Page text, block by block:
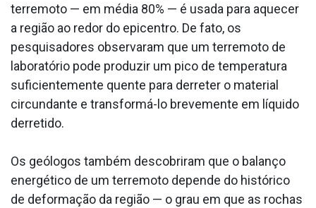
terremoto — em média 80% — é usada para aquecer
a região ao redor do epicentro. De fato, os
pesquisadores observaram que um terremoto de
laboratório pode produzir um pico de temperatura
suficientemente quente para derreter o material
circundante e transformá-lo brevemente em líquido
derretido.
Os geólogos também descobriram que o balanço
energético de um terremoto depende do histórico
de deformação da região — o grau em que as rochas